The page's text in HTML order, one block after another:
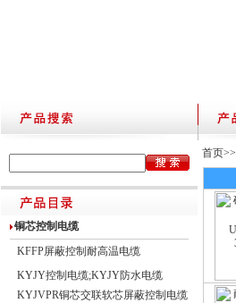
铜芯控制电缆
KFFP屏蔽控制耐高温电缆
KYJY控制电缆;KYJY防水电缆
KYJVPR铜芯交联软芯屏蔽控制电缆
首页>>